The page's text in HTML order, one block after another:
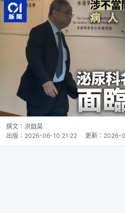
撰文： 洪戩昊
出版： 2026-06-10 21:22 更新： 2026-